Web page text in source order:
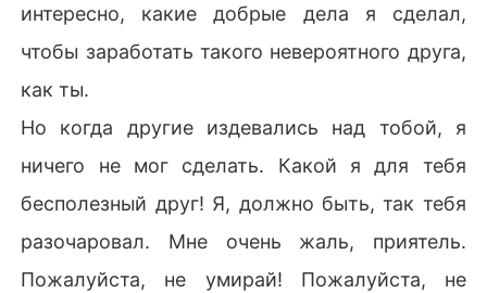
интересно, какие добрые дела я сделал,
чтобы заработать такого невероятного друга,
как ты.
Но когда другие издевались над тобой, я
ничего не мог сделать. Какой я для тебя
бесполезный друг! Я, должно быть, так тебя
разочаровал. Мне очень жаль, приятель.
Пожалуйста, не умирай! Пожалуйста, не